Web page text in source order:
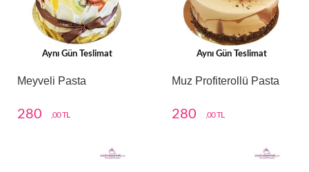
Aynı Gün Teslimat
Meyveli Pasta
280 ,00 TL
Aynı Gün Teslimat
Muz Profiterollü Pasta
280 ,00 TL